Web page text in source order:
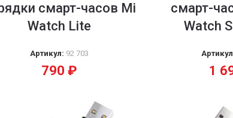
смарт-часов Mi
Watch Lite
Артикул: 92 703
790₽
смарт-
Watch
1